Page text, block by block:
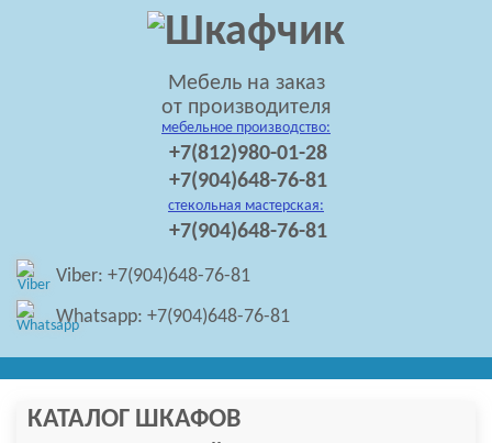
Мебель на заказ
от производителя
мебельное производство:
+7(812)980-01-28
+7(904)648-76-81
стекольная мастерская:
+7(904)648-76-81
Viber: +7(904)648-76-81
Whatsapp: +7(904)648-76-81
КАТАЛОГ ШКАФОВ